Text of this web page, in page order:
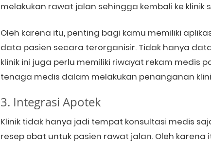
melakukan rawat jalan sehingga kembali ke klinik
Oleh karena itu, penting bagi kamu memiliki
data pasien secara terorganisir. Tidak hanya
klinik ini juga perlu memiliki riwayat rekam medis
tenaga medis dalam melakukan penanganan
3. Integrasi Apotek
Klinik tidak hanya jadi tempat konsultasi medis
resep obat untuk pasien rawat jalan. Oleh karena